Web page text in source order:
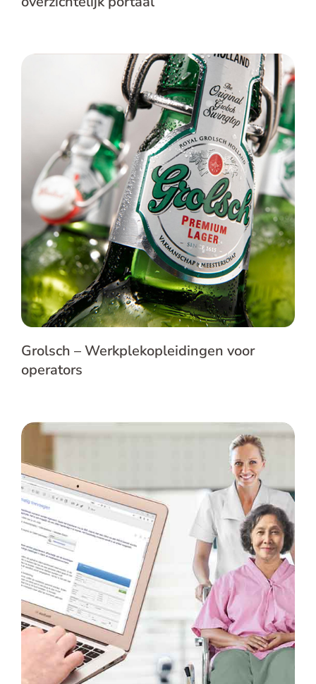
Grolsch – Werkplekopleidingen voor
operators
Grolsch – Werkplekopleidingen voor
operators
Nedap – IDS integratie met
serviceportaal